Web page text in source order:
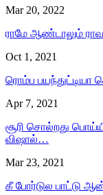
Mar 20, 2022
ராமே ஆண்டாலும்
Oct 1, 2021
ரொம்ப பயந்துட்டியா
Apr 7, 2021
சூரி சொல்றது
விஷால்…
Mar 23, 2021
கீ போர்டுல பாட்டு